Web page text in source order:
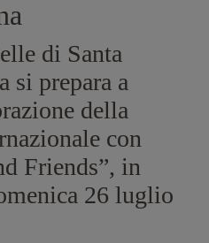
di Santa
si prepara a
della
con
Friends”, in
26 luglio